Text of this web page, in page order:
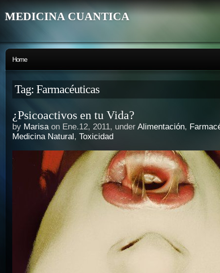
MEDICINA CUANTICA
Home
Tag: Farmacéuticas
¿Psicoactivos en tu Vida?
by Marisaon Ene.12, 2011, under Alimentación,
Medicina Natural, Toxicidad